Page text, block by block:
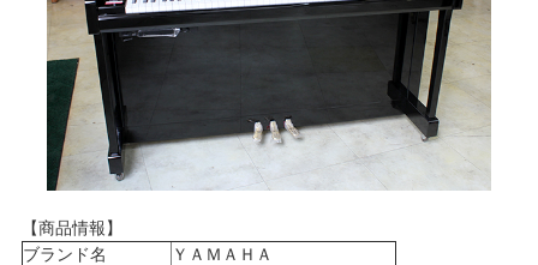
【商品情報】
ブランド名
ＹＡＭＡＨＡ